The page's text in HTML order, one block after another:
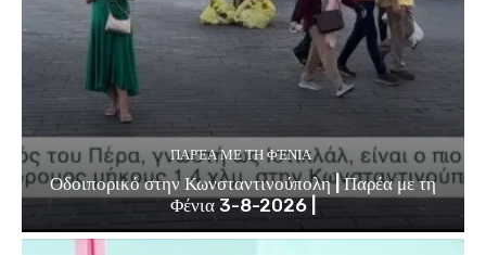
ΠΑΡΈΑ ΜΕ ΤΗ ΦΈΝΙΑ
Οδοιπορικό στην Κωνσταντινούπολη | Παρέα με τη
Φένια 3-8-2026 |